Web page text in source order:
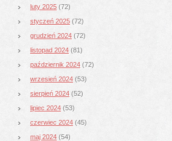
luty 2025 (72)
styczeń 2025 (72)
grudzień 2024 (72)
listopad 2024 (81)
październik 2024 (72)
wrzesień 2024 (53)
sierpień 2024 (52)
lipiec 2024 (53)
czerwiec 2024 (45)
maj 2024 (54)